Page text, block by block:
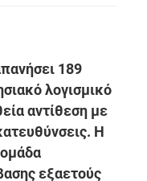
189
λογισμικό
αντίθεση με
Η
εξαετούς